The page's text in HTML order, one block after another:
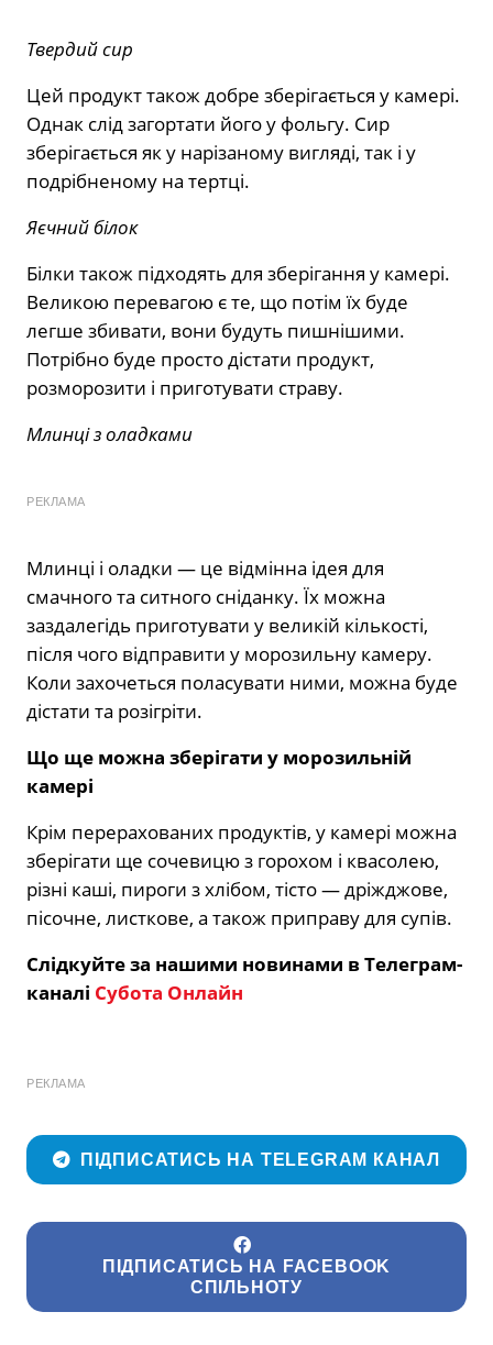
Твердий сир
Цей продукт також добре зберігається у камері.
Однак слід загортати його у фольгу. Сир
зберігається як у нарізаному вигляді, так і у
подрібненому на тертці.
Яєчний білок
Білки також підходять для зберігання у камері.
Великою перевагою є те, що потім їх буде
легше збивати, вони будуть пишнішими.
Потрібно буде просто дістати продукт,
розморозити і приготувати страву.
Млинці з оладками
РЕКЛАМА
Млинці і оладки — це відмінна ідея для
смачного та ситного сніданку. Їх можна
заздалегідь приготувати у великій кількості,
після чого відправити у морозильну камеру.
Коли захочеться поласувати ними, можна буде
дістати та розігріти.
Що ще можна зберігати у морозильній
камері
Крім перерахованих продуктів, у камері можна
зберігати ще сочевицю з горохом і квасолею,
різні каші, пироги з хлібом, тісто — дріжджове,
пісочне, листкове, а також приправу для супів.
Слідкуйте за нашими новинами в Телеграм-
каналі Субота Онлайн
РЕКЛАМА
ПІДПИСАТИСЬ НА TELEGRAM КАНАЛ
ПІДПИСАТИСЬ НА FACEBOOK
СПІЛЬНОТУ